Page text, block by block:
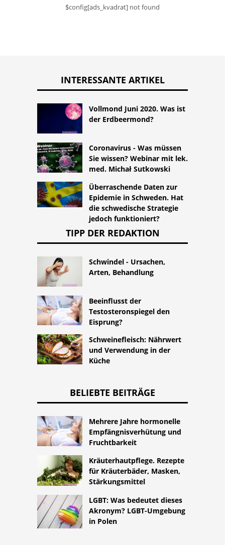
$config[ads_kvadrat] not found
INTERESSANTE ARTIKEL
Vollmond Juni 2020. Was ist
der Erdbeermond?
Coronavirus - Was müssen
Sie wissen? Webinar mit lek.
med. Michał Sutkowski
Überraschende Daten zur
Epidemie in Schweden. Hat
die schwedische Strategie
jedoch funktioniert?
TIPP DER REDAKTION
Schwindel - Ursachen,
Arten, Behandlung
Beeinflusst der
Testosteronspiegel den
Eisprung?
Schweinefleisch: Nährwert
und Verwendung in der
Küche
BELIEBTE BEITRÄGE
Mehrere Jahre hormonelle
Empfängnisverhütung und
Fruchtbarkeit
Kräuterhautpflege. Rezepte
für Kräuterbäder, Masken,
Stärkungsmittel
LGBT: Was bedeutet dieses
Akronym? LGBT-Umgebung
in Polen